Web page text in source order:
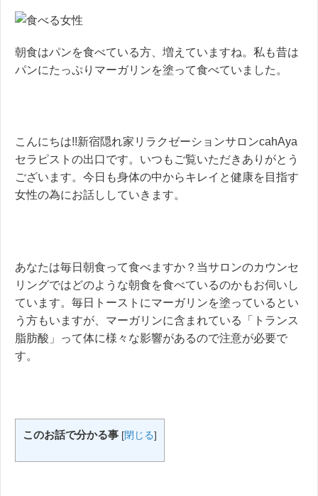
朝食はパンを食べている方、増えていますね。私も昔は
パンにたっぷりマーガリンを塗って食べていました。
こんにちは!!新宿隠れ家リラクゼーションサロンcahAya
セラピストの出口です。いつもご覧いただきありがとう
ございます。今日も身体の中からキレイと健康を目指す
女性の為にお話ししていきます。
あなたは毎日朝食って食べますか？当サロンのカウンセ
リングではどのような朝食を食べているのかもお伺いし
ています。毎日トーストにマーガリンを塗っているとい
う方もいますが、マーガリンに含まれている「トランス
脂肪酸」って体に様々な影響があるので注意が必要で
す。
このお話で分かる事 [閉じる]